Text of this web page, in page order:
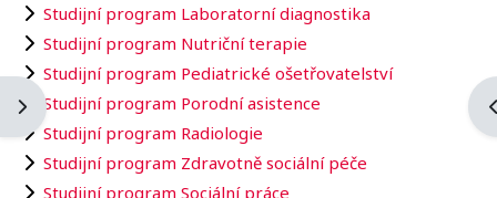
Open block drawer
Studijní program Laboratorní diagnostika
Studijní program Nutriční terapie
Studijní program Pediatrické ošetřovatelství
Studijní program Porodní asistence
Studijní program Radiologie
Studijní program Zdravotně sociální péče
Studijní program Sociální práce